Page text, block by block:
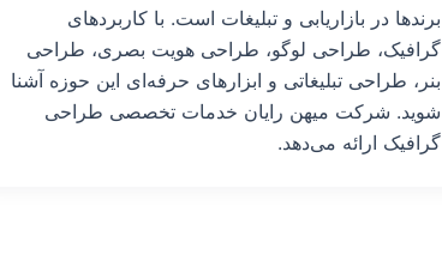
برندها در بازاریابی و تبلیغات است. با کاربردهای
گرافیک، طراحی لوگو، طراحی هویت بصری، طراحی
بنر، طراحی تبلیغاتی و ابزارهای حرفه‌ای این حوزه آشنا
شوید. شرکت میهن رایان خدمات تخصصی طراحی
گرافیک ارائه می‌دهد.